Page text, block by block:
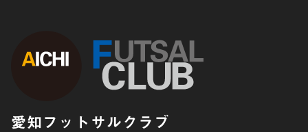
愛知フットサルクラブ